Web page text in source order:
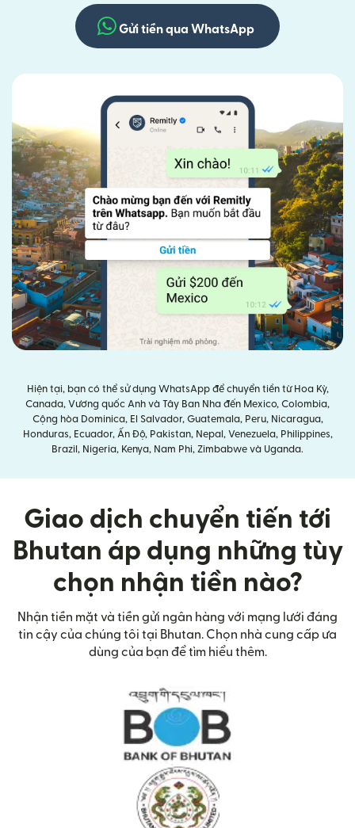
Gửi tiền qua WhatsApp
Hiện tại, bạn có thể sử dụng WhatsApp để chuyển tiền từ Hoa Kỳ,
Canada, Vương quốc Anh và Tây Ban Nha đến Mexico, Colombia,
Cộng hòa Dominica, El Salvador, Guatemala, Peru, Nicaragua,
Honduras, Ecuador, Ấn Độ, Pakistan, Nepal, Venezuela, Philippines,
Brazil, Nigeria, Kenya, Nam Phi, Zimbabwe và Uganda.
Giao dịch chuyển tiến tới
Bhutan áp dụng những tùy
chọn nhận tiền nào?
Nhận tiền mặt và tiền gửi ngân hàng với mạng lưới đáng
tin cậy của chúng tôi tại Bhutan. Chọn nhà cung cấp ưa
dùng của bạn để tìm hiểu thêm.